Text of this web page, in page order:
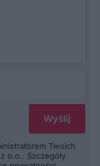
Twoich
o.o.. Szczegóły